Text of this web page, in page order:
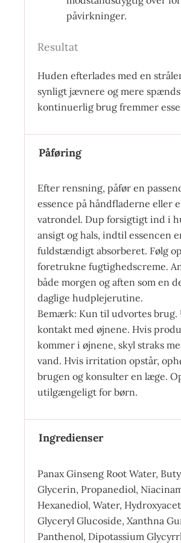
påvirkninger.
Resultat
Huden efterlades med en
synligt jævnere og mere
kontinuerlig brug fremmer
Påføring
Efter rensning, påfør en
essence på håndfladerne eller
vatrondel. Dup forsigtigt ind i
ansigt og hals, indtil essencen
fuldstændigt absorberet. Følg
foretrukne fugtighedscreme.
både morgen og aften som en
daglige hudplejerutine.
Bemærk: Kun til udvortes brug.
kontakt med øjnene. Hvis
kommer i øjnene, skyl straks
vand. Hvis irritation opstår,
brugen og konsulter en læge.
utilgængeligt for børn.
Ingredienser
Panax Ginseng Root Water,
Glycerin, Propanediol,
Hexanediol, Water,
Glyceryl Glucoside, Xanthna
Panthenol, Dipotassium